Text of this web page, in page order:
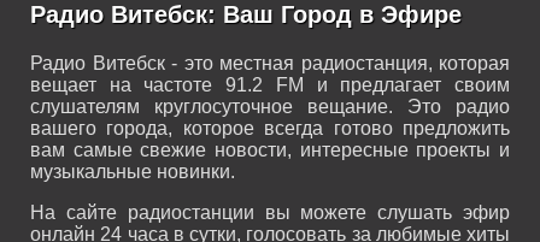
Радио Витебск: Ваш Город в Эфире
Радио Витебск - это местная радиостанция, которая
вещает на частоте 91.2 FM и предлагает своим
слушателям круглосуточное вещание. Это радио
вашего города, которое всегда готово предложить
вам самые свежие новости, интересные проекты и
музыкальные новинки.
На сайте радиостанции вы можете слушать эфир
онлайн 24 часа в сутки, голосовать за любимые хиты